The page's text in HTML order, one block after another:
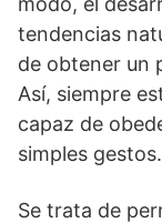
tendencias
de obtener un
Así, siempre
capaz de
simples gestos.
Se trata de